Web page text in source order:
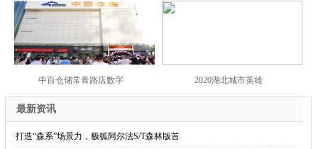
中百仓储常青路店数字 2020湖北城市英雄
最新资讯
·打造“森系”场景力，极狐阿尔法S/T森林版首